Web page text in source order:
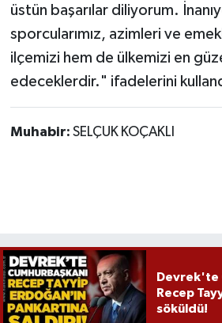
üstün başarılar diliyorum.
sporcularımız, azimleri ve
ilçemizi hem de ülkemizi en
edeceklerdir." ifadelerini
Muhabir: SELÇUK KOÇAKLI
Devrek'te
Recep
söküldü!